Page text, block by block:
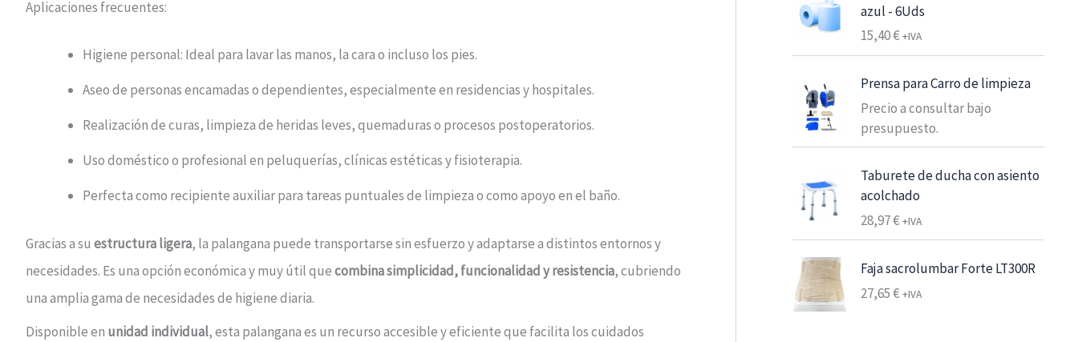
Aplicaciones frecuentes:
Higiene personal: Ideal para lavar las manos, la cara o incluso los pies.
Aseo de personas encamadas o dependientes, especialmente en residencias y hospitales.
Realización de curas, limpieza de heridas leves, quemaduras o procesos postoperatorios.
Uso doméstico o profesional en peluquerías, clínicas estéticas y fisioterapia.
Perfecta como recipiente auxiliar para tareas puntuales de limpieza o como apoyo en el baño.
Gracias a su estructura ligera, la palangana puede transportarse sin esfuerzo y adaptarse a distintos entornos y
necesidades. Es una opción económica y muy útil quecombina simplicidad, funcionalidad y resistencia, cubriendo
una amplia gama de necesidades de higiene diaria.
Disponible en unidad individual, esta palangana es un recurso accesible y eficiente que facilita los cuidados
d
e
,
5
7
,
azul - 6Uds
15,40€+IVA
Prensa para Carro de limpieza
Precio a consultar bajo
presupuesto.
Taburete de ducha con asiento
acolchado
28,97€+IVA
Faja sacrolumbar Forte LT300R
27,65€+IVA